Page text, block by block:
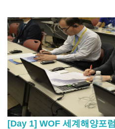
[Day 1] WOF 세계해양포